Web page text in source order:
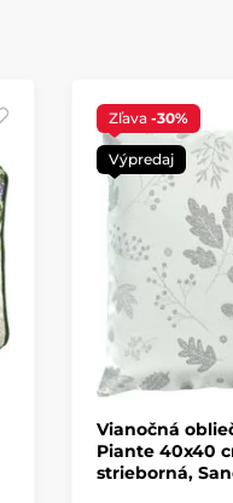
Zľava -30%
Výpredaj
Vianočná
Piante 40x40
strieborná,